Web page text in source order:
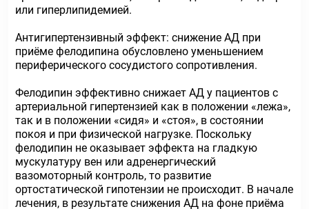
или гиперлипидемией.
Антигипертензивный эффект: снижение АД при
приёме фелодипина обусловлено уменьшением
периферического сосудистого сопротивления.
Фелодипин эффективно снижает АД у пациентов с
артериальной гипертензией как в положении «лежа»,
так и в положении «сидя» и «стоя», в состоянии
покоя и при физичеcкой нагрузке. Поскольку
фелодипин не оказывает эффекта на гладкую
мускулатуру вен или адренергический
вазомоторный контроль, то развитие
ортостатической гипотензии не происходит. В начале
лечения, в результате снижения АД на фоне приёма